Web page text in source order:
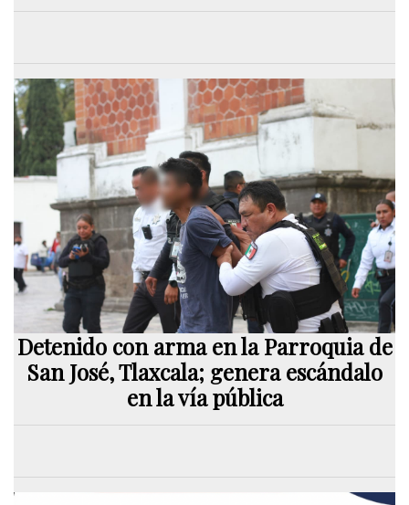
Detenido con arma en la Parroquia de
San José, Tlaxcala; genera escándalo
en la vía pública